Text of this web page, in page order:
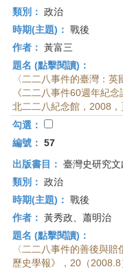
類別： 政治
時期(主題)： 戰後
作者： 黃富三
題名 (點擊閱讀)：
〈二二八事件的臺灣：
《二二八事件60週年紀
北二二八紀念館，2008，
勾選：
編號： 57
出版書目： 臺灣史研究
類別： 政治
時期(主題)： 戰後
作者： 黃秀政、蕭明治
題名 (點擊閱讀)：
〈二二八事件的善後與
歷史學報》，20（2008.8